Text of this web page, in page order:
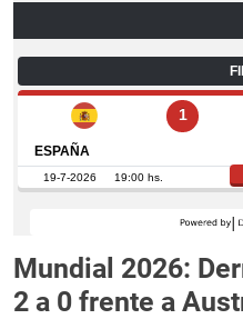
Mundial 2026:
2 a 0 frente a